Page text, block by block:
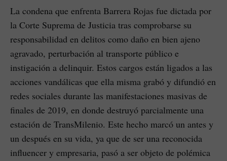
La condena que enfrenta Barrera Rojas fue dictada por
la Corte Suprema de Justicia tras comprobarse su
responsabilidad en delitos como daño en bien ajeno
agravado, perturbación al transporte público e
instigación a delinquir. Estos cargos están ligados a las
acciones vandálicas que ella misma grabó y difundió en
redes sociales durante las manifestaciones masivas de
finales de 2019, en donde destruyó parcialmente una
estación de TransMilenio. Este hecho marcó un antes y
un después en su vida, ya que de ser una reconocida
influencer y empresaria, pasó a ser objeto de polémica